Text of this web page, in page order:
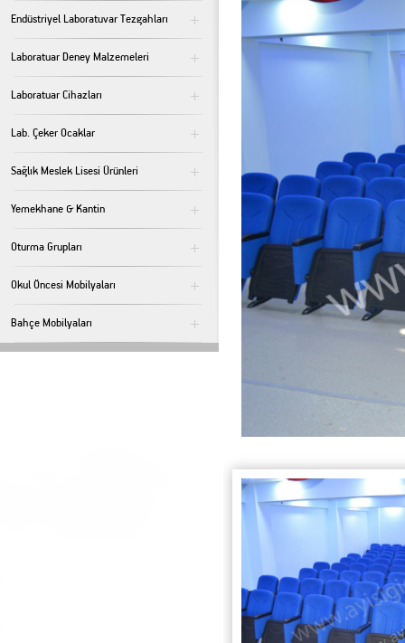
Endüstriyel Laboratuvar Tezgahları
Laboratuar Deney Malzemeleri
Laboratuar Cihazları
Lab. Çeker Ocaklar
Sağlık Meslek Lisesi Ürünleri
Yemekhane & Kantin
Oturma Grupları
Okul Öncesi Mobilyaları
Bahçe Mobilyaları